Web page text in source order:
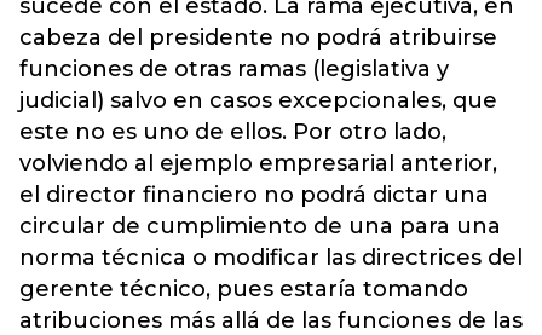
sucede con el estado. La rama ejecutiva, en
cabeza del presidente no podrá atribuirse
funciones de otras ramas (legislativa y
judicial) salvo en casos excepcionales, que
este no es uno de ellos. Por otro lado,
volviendo al ejemplo empresarial anterior,
el director financiero no podrá dictar una
circular de cumplimiento de una para una
norma técnica o modificar las directrices del
gerente técnico, pues estaría tomando
atribuciones más allá de las funciones de las